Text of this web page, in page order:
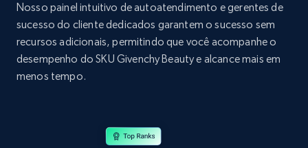
specific category URL
URL, Domain, Country code, Model number,
Sku, Product id, Product name, Manufacturer,
and more.
Nosso painel intuitivo de autoatendimento e gerentes de
sucesso do cliente dedicados garantem o sucesso sem
recursos adicionais, permitindo que você acompanhe o
desempenho do SKU Givenchy Beauty e alcance mais em
menos tempo.